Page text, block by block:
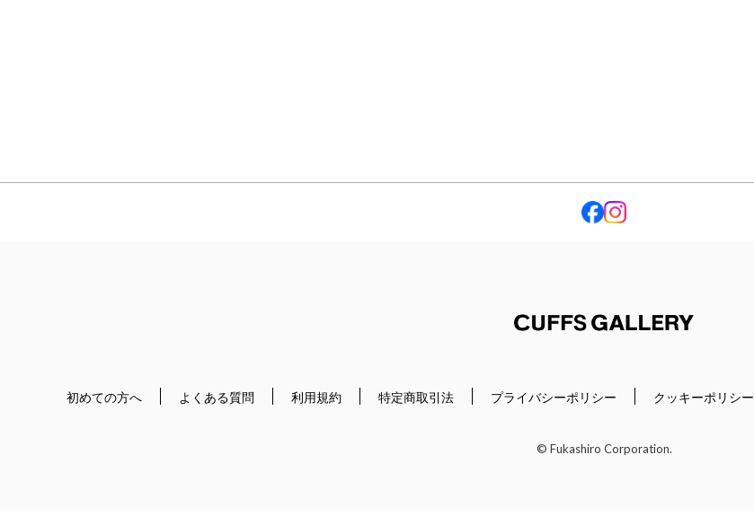
初めての方へ よくある質問 利用規約 特定商取引法 プライバシーポリシー クッキーポリシー
© Fukashiro Corporation.